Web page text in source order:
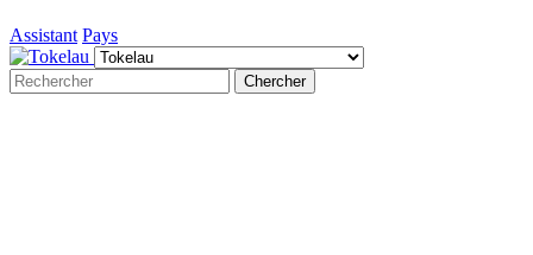
Assistant Pays
Chercher